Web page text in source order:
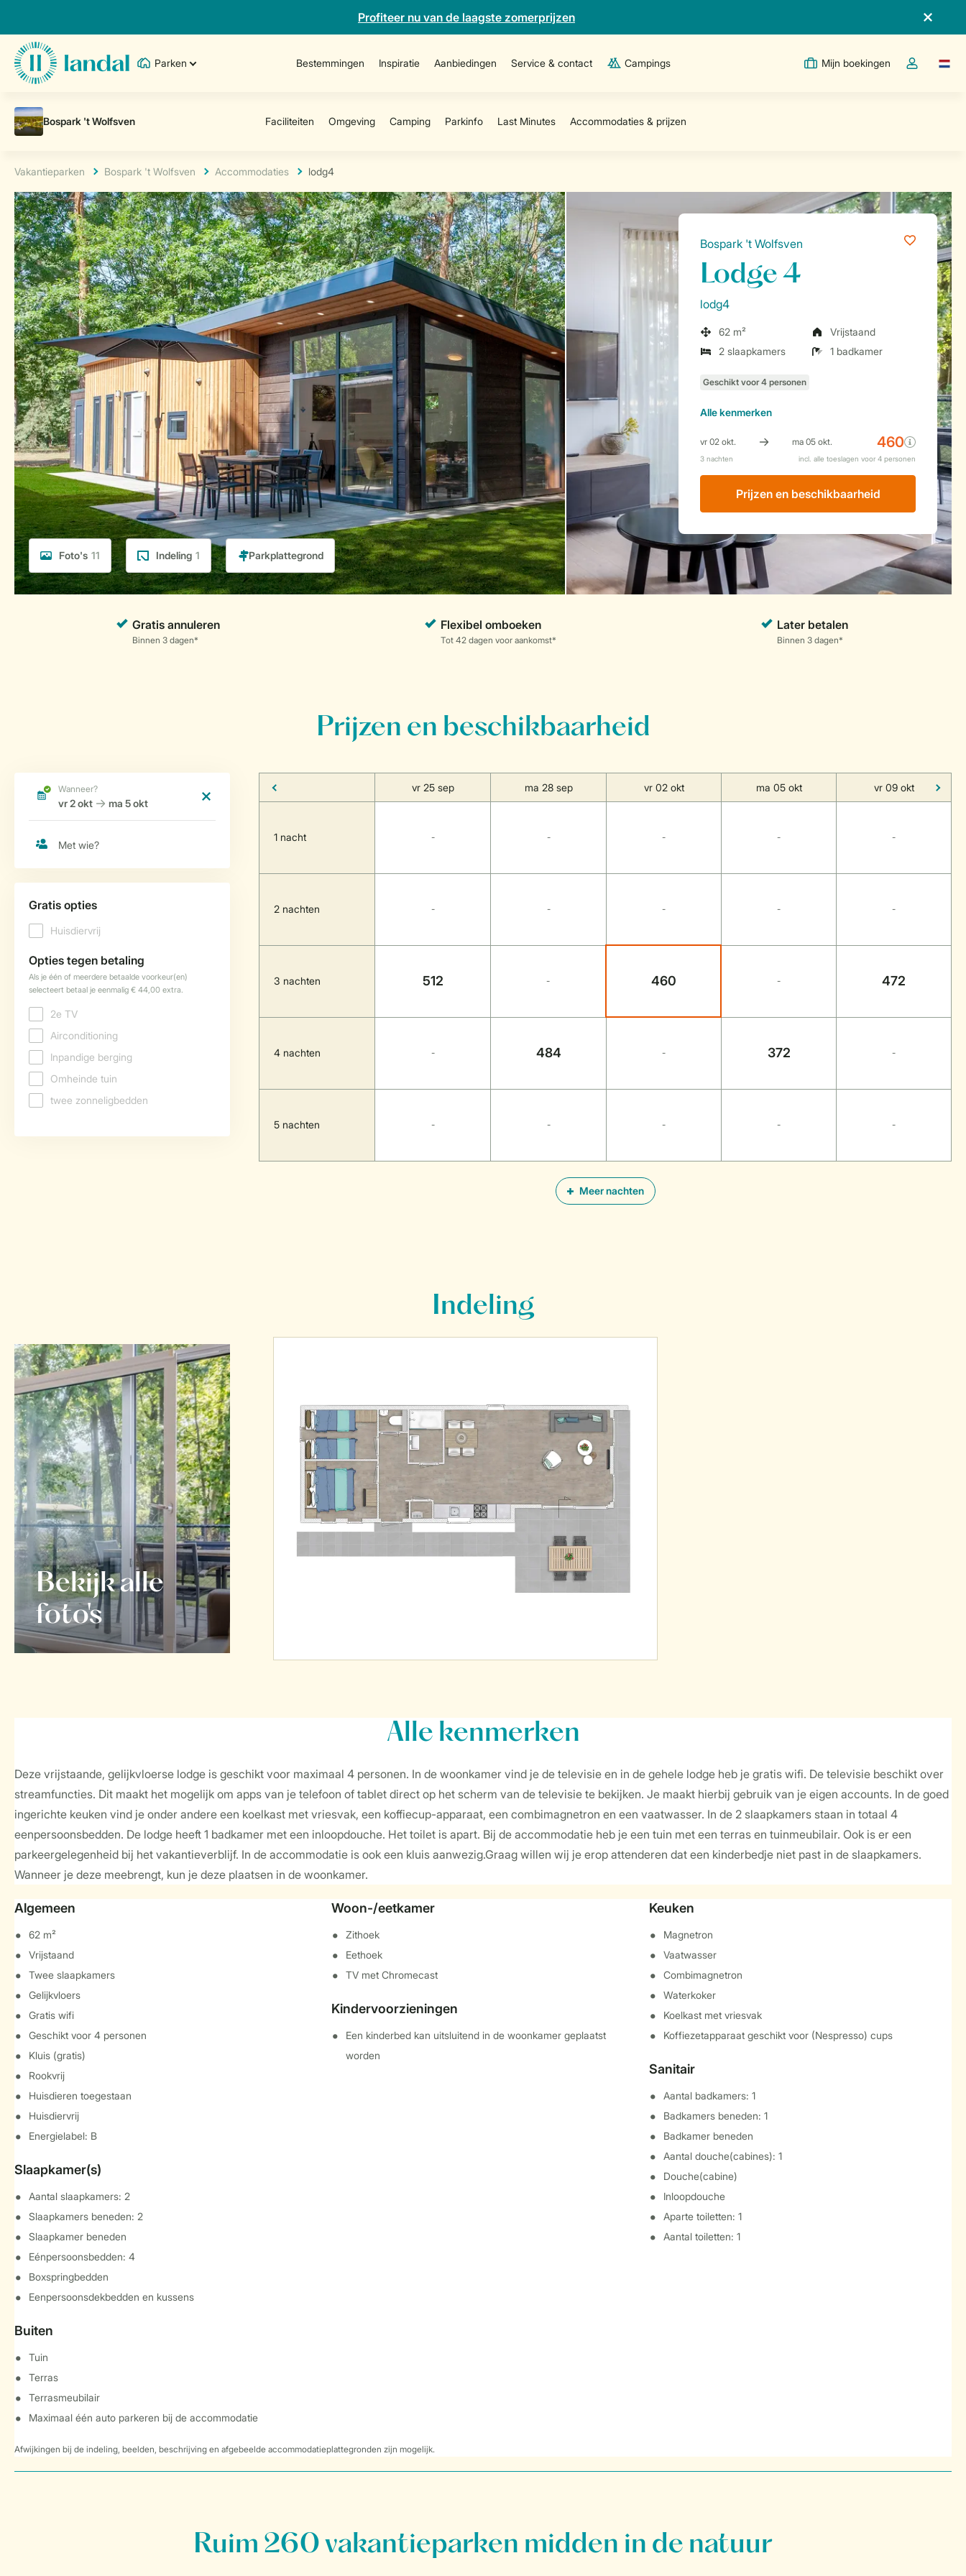
Profiteer nu van de laagste zomerprijzen
Parken Bestemmingen Inspiratie Aanbiedingen Service & contact Campings Mijn boekingen
Open deTaal
Vakantieparken Bospark 't Wolfsven Accommodaties lodg4
Foto's 11 Indeling 1
Bospark 't Wolfsven
Lodge 4
lodg4
62 m²
Vrijstaand
2 slaapkamers
1 badkamer
Allekenmerken
Prijzen en beschikbaarheid
Prijzen en beschikbaarheid
Meer nachten
vr 25 sep ma 28 sep vr 02 okt ma 05 okt vr 09 okt
1 nacht - - - - -
2 nachten - - - - -
3 nachten 512 - 460 - 472
4 nachten - 484 - 372 -
5 nachten - - - - -
Indeling
Bekijk alle
foto's
Alle kenmerken
Deze vrijstaande, gelijkvloerse lodge is geschikt voor maximaal 4 personen. In de woonkamer vind je de televisie en in de gehele lodge heb je gratis wifi. De televisie beschikt over
streamfuncties. Dit maakt het mogelijk om apps van je telefoon of tablet direct op het scherm van de televisie te bekijken. Je maakt hierbij gebruik van je eigen accounts. In de goed
ingerichte keuken vind je onder andere een koelkast met vriesvak, een koffiecup-apparaat, een combimagnetron en een vaatwasser. In de 2 slaapkamers staan in totaal 4
eenpersoonsbedden. De lodge heeft 1 badkamer met een inloopdouche. Het toilet is apart. Bij de accommodatie heb je een tuin met een terras en tuinmeubilair. Ook is er een
parkeergelegenheid bij het vakantieverblijf. In de accommodatie is ook een kluis aanwezig.Graag willen wij je erop attenderen dat een kinderbedje niet past in de slaapkamers.
Wanneer je deze meebrengt, kun je deze plaatsen in de woonkamer.
Algemeen
62 m²
Vrijstaand
Twee slaapkamers
Gelijkvloers
Gratis wifi
Geschikt voor 4 personen
Kluis (gratis)
Rookvrij
Huisdieren toegestaan
Huisdiervrij
Energielabel: B
Slaapkamer(s)
Aantal slaapkamers: 2
Slaapkamers beneden: 2
Slaapkamer beneden
Eénpersoonsbedden: 4
Boxspringbedden
Eenpersoonsdekbedden en kussens
Buiten
Tuin
Terras
Terrasmeubilair
Maximaal één auto parkeren bij de accommodatie
Woon-/eetkamer
Zithoek
Eethoek
TV met Chromecast
Kindervoorzieningen
Een kinderbed kan uitsluitend in de woonkamer geplaatst
worden
Keuken
Magnetron
Vaatwasser
Combimagnetron
Waterkoker
Koelkast met vriesvak
Koffiezetapparaat geschikt voor (Nespresso) cups
Sanitair
Aantal badkamers: 1
Badkamers beneden: 1
Badkamer beneden
Aantal douche(cabines): 1
Douche(cabine)
Inloopdouche
Aparte toiletten: 1
Aantal toiletten: 1
Afwijkingen bij de indeling, beelden, beschrijving en afgebeelde accommodatieplattegronden zijn mogelijk.
Ruim 260 vakantieparken midden in de natuur